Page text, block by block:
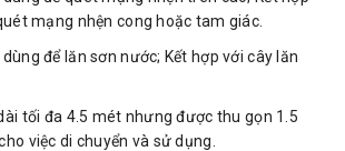
mạng nhện cong hoặc tam giác.
để lăn sơn nước; Kết hợp với cây lăn
tối đa 4.5 mét nhưng được thu gọn 1.5
việc di chuyển và sử dụng.